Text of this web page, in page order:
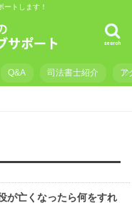
ートします！
search
Q&A 司法書士紹介 ア
が亡くなったら何をすれ